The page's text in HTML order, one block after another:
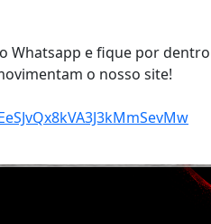
Whatsapp e fique por dentro
o nosso site!